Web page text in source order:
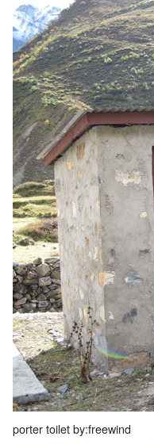
porter toilet by:freewind